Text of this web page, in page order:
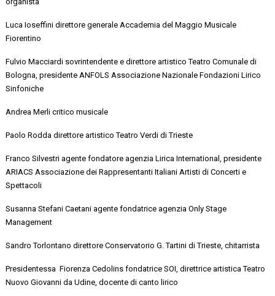
LucaIoseffini direttore generale Accademia del Maggio Musicale
Fiorentino
FulvioMacciardi sovrintendente e direttore artistico Teatro Comunale di
Bologna, presidente ANFOLS Associazione Nazionale Fondazioni Lirico
Sinfoniche
Andrea Merli critico musicale
Paolo Rodda direttore artistico Teatro Verdi di Trieste
Franco Silvestri agente fondatore agenzia Lirica International, presidente
ARIACS Associazione dei Rappresentanti Italiani Artisti di Concerti e
Spettacoli
Susanna Stefani Caetani agente fondatrice agenziaOnly Stage
Management
SandroTorlontano direttore Conservatorio G. Tartini di Trieste, chitarrista
Presidentessa Fiorenza Cedolins fondatrice SOI, direttrice artistica Teatro
Nuovo Giovanni da Udine, docente di canto lirico